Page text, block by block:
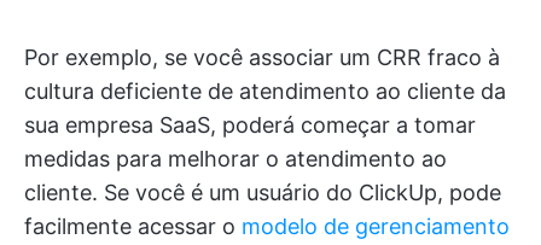
Por exemplo, se você associar um CRR fraco à
cultura deficiente de atendimento ao cliente da
sua empresa SaaS, poderá começar a tomar
medidas para melhorar o atendimento ao
cliente. Se você é um usuário do ClickUp, pode
facilmente acessar o modelo de gerenciamento